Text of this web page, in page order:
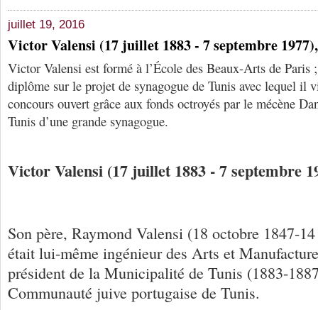
juillet 19, 2016
Victor Valensi (17 juillet 1883 - 7 septembre
Victor Valensi est formé à l’École des Beaux-Arts de
diplôme sur le projet de synagogue de Tunis avec lequel il
concours ouvert grâce aux fonds octroyés par le mécène
Tunis d’une grande synagogue.
Victor Valensi (17 juillet 1883 - 7 septembre
Son père, Raymond Valensi (18 octobre 1847-
était lui-même ingénieur des Arts et
président de la Municipalité de Tunis (1883-
Communauté juive portugaise de Tunis.